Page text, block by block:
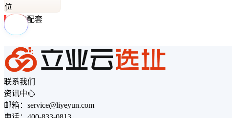
位
周边配套
联系我们
资讯中心
邮箱：service@liyeyun.com